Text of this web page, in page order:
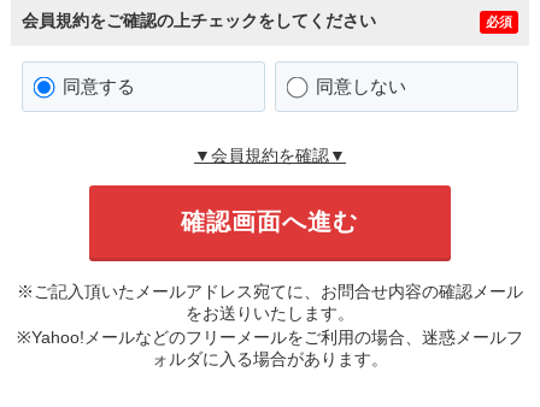
会員規約をご確認の上チェックをしてください 必須
同意する 同意しない
▼会員規約を確認▼
※ご記入頂いたメールアドレス宛てに、お問合せ内容の確認メール
をお送りいたします。
※Yahoo!メールなどのフリーメールをご利用の場合、迷惑メールフ
ォルダに入る場合があります。